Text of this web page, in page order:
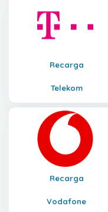
Recarga
Telekom
Recarga
Vodafone